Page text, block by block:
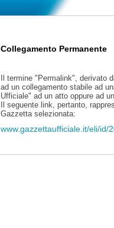
Collegamento Permanente
Il termine "Permalink", derivato
ad un collegamento stabile ad
Ufficiale" ad un atto oppure ad
Il seguente link, pertanto,
Gazzetta selezionata:
www.gazzettaufficiale.it/eli/id/